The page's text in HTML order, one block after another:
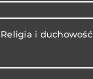
Religia i duchowość